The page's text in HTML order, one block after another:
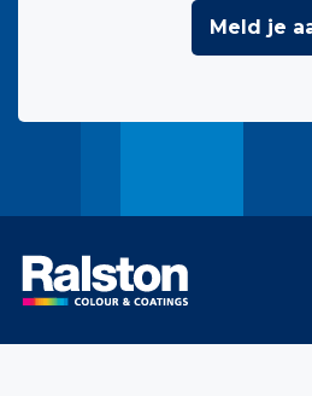
Meld je